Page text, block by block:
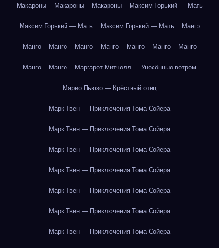
Макароны Макароны Макароны Максим Горький — Мать
Максим Горький — Мать Максим Горький — Мать Манго
Манго Манго Манго Манго Манго Манго Манго
Манго Манго Маргарет Митчелл — Унесённые ветром
Марио Пьюзо — Крёстный отец
Марк Твен — Приключения Тома Сойера
Марк Твен — Приключения Тома Сойера
Марк Твен — Приключения Тома Сойера
Марк Твен — Приключения Тома Сойера
Марк Твен — Приключения Тома Сойера
Марк Твен — Приключения Тома Сойера
Марк Твен — Приключения Тома Сойера